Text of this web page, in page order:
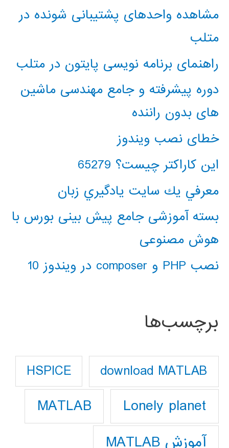
مشاهده واحدهای پشتیبانی شونده در
متلب
راهنمای برنامه نویسی پایتون در متلب
دوره پیشرفته و جامع مهندسی ماشین
های بدون راننده
خطای نصب ویندوز
این کاراکتر چیست؟ 65279
معرفي يك سايت يادگيري زبان
بسته آموزشی جامع پیش بینی بورس با
هوش مصنوعی
نصب PHP و composer در ویندوز 10
برچسب‌ها
download MATLAB
HSPICE
Lonely planet
MATLAB
آموزش MATLAB